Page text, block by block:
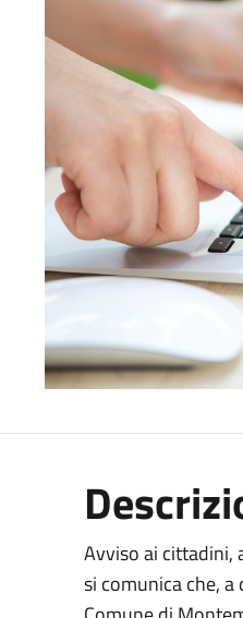
Avviso ai cittadini,
si comunica che,